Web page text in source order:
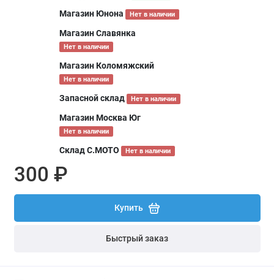
Магазин Юнона Нет в наличии
Магазин Славянка
Нет в наличии
Магазин Коломяжский
Нет в наличии
Запасной склад Нет в наличии
Магазин Москва Юг
Нет в наличии
Склад С.МОТО Нет в наличии
300 ₽
Купить
Быстрый заказ